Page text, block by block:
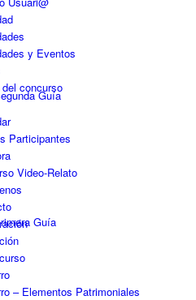
Guía
Guía
y Eventos
concurso
Participantes
Video-Relato
– Elementos Patrimoniales